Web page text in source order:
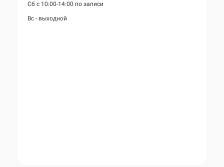
Сб с 10:00-14:00 по записи
Вс - выходной